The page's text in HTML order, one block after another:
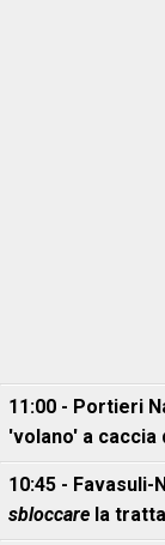
11:00 - Portieri
'volano' a caccia
10:45 -
sbloccare la